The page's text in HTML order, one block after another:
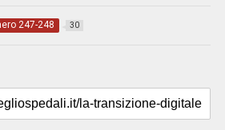
247-248 30